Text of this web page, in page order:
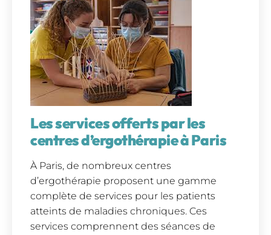
Les services offerts par les
centres d’ergothérapie à Paris
À Paris, de nombreux centres
d’ergothérapie proposent une gamme
complète de services pour les patients
atteints de maladies chroniques. Ces
services comprennent des séances de